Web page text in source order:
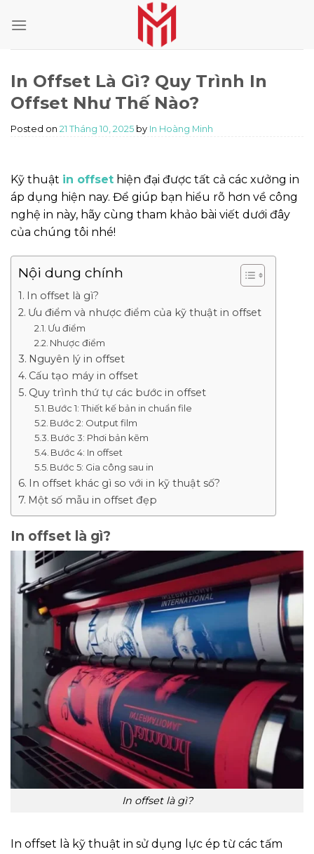
In Offset Là Gì? Quy Trình In
Offset Như Thế Nào?
Posted on 21 Tháng 10, 2025 by In Hoàng Minh
Kỹ thuật in offset hiện đại được tất cả các xưởng in
áp dụng hiện nay. Để giúp bạn hiểu rõ hơn về công
nghệ in này, hãy cùng tham khảo bài viết dưới đây
của chúng tôi nhé!
Nội dung chính
In offset là gì?
Ưu điểm và nhược điểm của kỹ thuật in offset
Ưu điểm
Nhược điểm
Nguyên lý in offset
Cấu tạo máy in offset
Quy trình thứ tự các bước in offset
Bước 1: Thiết kế bản in chuẩn file
Bước 2: Output film
Bước 3: Phơi bản kẽm
Bước 4: In offset
Bước 5: Gia công sau in
In offset khác gì so với in kỹ thuật số?
Một số mẫu in offset đẹp
In offset là gì?
In offset là gì?
In offset là kỹ thuật in sử dụng lực ép từ các tấm